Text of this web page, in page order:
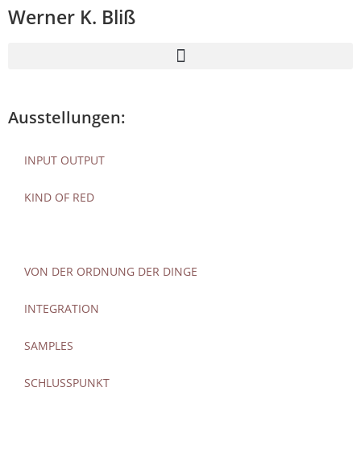
Werner K. Bliß
Ausstellungen:
INPUT OUTPUT
KIND OF RED
VON DER ORDNUNG DER DINGE
INTEGRATION
SAMPLES
SCHLUSSPUNKT